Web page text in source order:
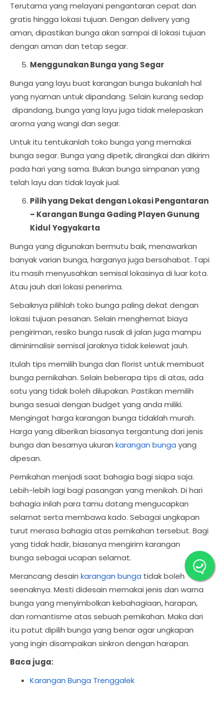
Terutama yang melayani pengantaran cepat dan
gratis hingga lokasi tujuan. Dengan delivery yang
aman, dipastikan bunga akan sampai di lokasi tujuan
dengan aman dan tetap segar.
Menggunakan Bunga yang Segar
Bunga yang layu buat karangan bunga bukanlah hal
yang nyaman untuk dipandang. Selain kurang sedap
dipandang, bunga yang layu juga tidak melepaskan
aroma yang wangi dan segar.
Untuk itu tentukanlah toko bunga yang memakai
bunga segar. Bunga yang dipetik, dirangkai dan dikirim
pada hari yang sama. Bukan bunga simpanan yang
telah layu dan tidak layak jual.
Pilih yang Dekat dengan Lokasi Pengantaran
– Karangan Bunga Gading Playen Gunung
Kidul Yogyakarta
Bunga yang digunakan bermutu baik, menawarkan
banyak varian bunga, harganya juga bersahabat. Tapi
itu masih menyusahkan semisal lokasinya di luar kota.
Atau jauh dari lokasi penerima.
Sebaiknya pilihlah toko bunga paling dekat dengan
lokasi tujuan pesanan. Selain menghemat biaya
pengiriman, resiko bunga rusak di jalan juga mampu
diminimalisir semisal jaraknya tidak kelewat jauh.
Itulah tips memilih bunga dan florist untuk membuat
bunga pernikahan. Selain beberapa tips di atas, ada
satu yang tidak boleh dilupakan. Pastikan memilih
bunga sesuai dengan budget yang anda miliki.
Mengingat harga karangan bunga tidaklah murah.
Harga yang diberikan biasanya tergantung dari jenis
bunga dan besarnya ukuran karangan bunga yang
dipesan.
Pernikahan menjadi saat bahagia bagi siapa saja.
Lebih-lebih lagi bagi pasangan yang menikah. Di hari
bahagia inilah para tamu datang mengucapkan
selamat serta membawa kado. Sebagai ungkapan
turut merasa bahagia atas pernikahan tersebut. Bagi
yang tidak hadir, biasanya mengirim karangan
bunga sebagai ucapan selamat.
Merancang desain karangan bunga tidak boleh
seenaknya. Mesti didesain memakai jenis dan warna
bunga yang menyimbolkan kebahagiaan, harapan,
dan romantisme atas sebuah pernikahan. Maka dari
itu patut dipilih bunga yang benar agar ungkapan
yang ingin disampaikan sinkron dengan harapan.
Baca juga:
Karangan Bunga Trenggalek